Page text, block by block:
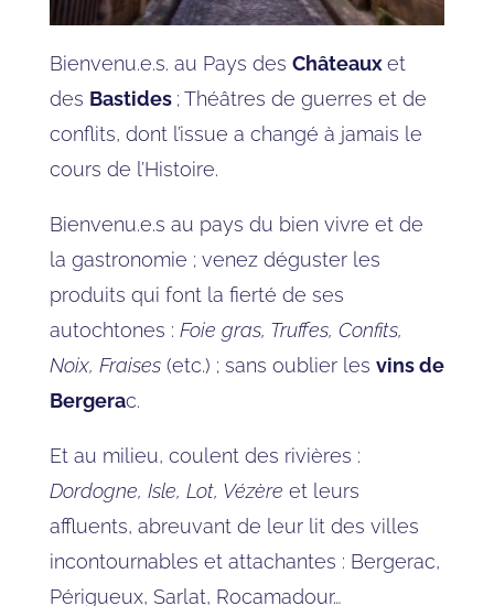
Bienvenu.e.s. au Pays des Châteauxet
des Bastides ; Théâtres de guerres et de
conflits, dont l’issue a changé à jamais le
cours de l’Histoire.
Bienvenu.e.s au pays du bien vivre et de
la gastronomie ; venez déguster les
produits qui font la fierté de ses
autochtones : Foie gras, Truffes, Confits,
Noix, Fraises(etc.) ; sans oublier les vins de
Bergerac.
Et au milieu, coulent des rivières :
Dordogne, Isle, Lot, Vézère et leurs
affluents, abreuvant de leur lit des villes
incontournables et attachantes : Bergerac,
Périgueux, Sarlat, Rocamadour…